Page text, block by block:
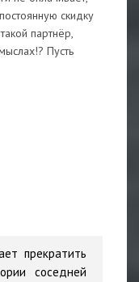
скидку
партнёр,
Пусть
прекратить
соседней